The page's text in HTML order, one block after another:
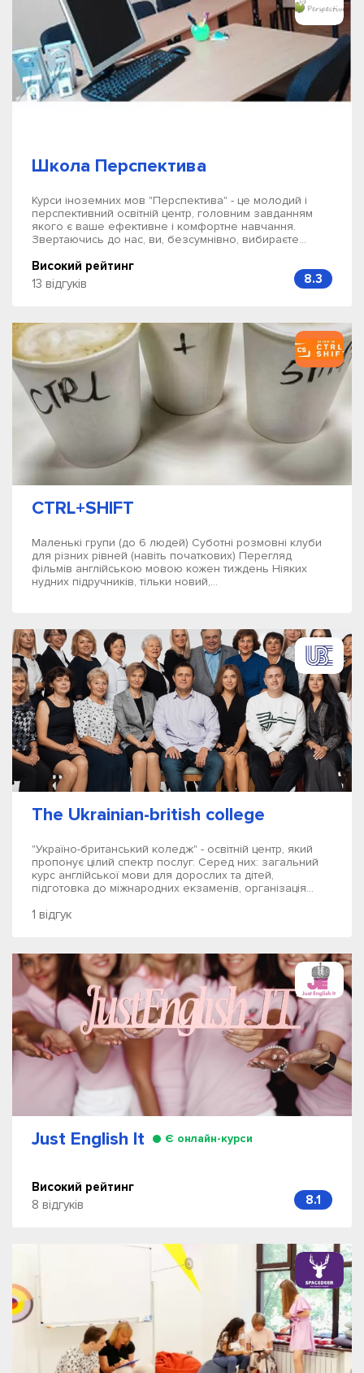
Школа Перспектива
Курси іноземних мов "Перспектива" - це молодий і
перспективний освітній центр, головним завданням
якого є ваше ефективне і комфортне навчання.
Звертаючись до нас, ви, безсумнівно, вибираєте...
Високий рейтинг
13 відгуків
8.3
CTRL+SHIFT
Маленькі групи (до 6 людей) Суботні розмовні клуби
для різних рівней (навіть початкових) Перегляд
фільмів англійською мовою кожен тиждень Ніяких
нудних підручників, тільки новий,...
The Ukrainian-british college
"Україно-британський коледж" - освітній центр, який
пропонує цілий спектр послуг. Серед них: загальний
курс англійської мови для дорослих та дітей,
підготовка до міжнародних екзаменів, організація...
1 відгук
Just English It Є онлайн-курси
Високий рейтинг
8 відгуків
8.1